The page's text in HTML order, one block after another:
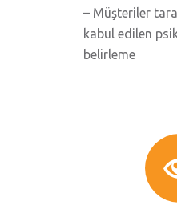
– Müşteriler
kabul edilen
belirleme